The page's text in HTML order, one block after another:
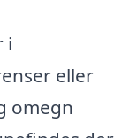
i
eller
omegn